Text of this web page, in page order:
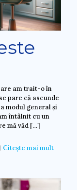
am trait-o în
pare că ascunde
modul general și
întâlnit cu un
mă văd […]
Citește mai mult